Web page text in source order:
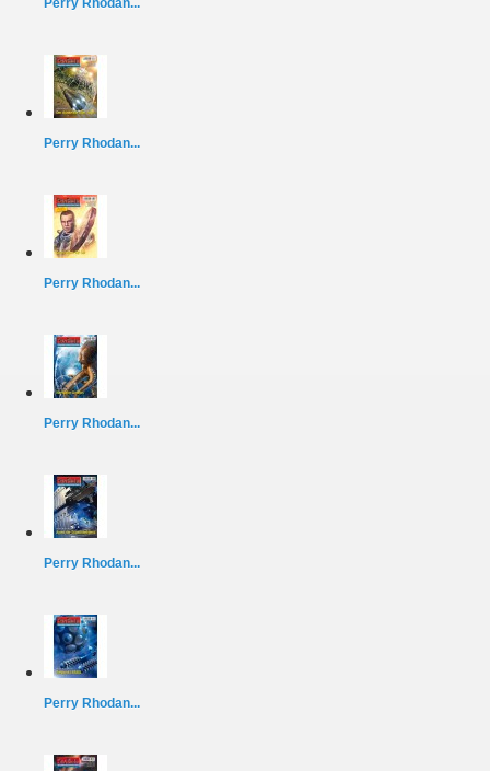
Perry Rhodan...
Perry Rhodan...
Perry Rhodan...
Perry Rhodan...
Perry Rhodan...
Perry Rhodan...